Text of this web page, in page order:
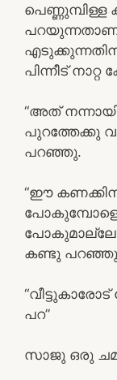
പിന്നീട്
“അത് നന്നായി
പുറത്തേക്കു
പറഞ്ഞു.
“ഈ
കണ്ടു
പറ”
സാജു ഒരു